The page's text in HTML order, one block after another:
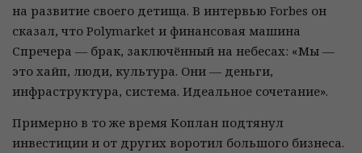
на развитие своего детища. В интервью Forbes он
сказал, что Polymarket и финансовая машина
Спречера — брак, заключённый на небесах: «Мы —
это хайп, люди, культура. Они — деньги,
инфраструктура, система. Идеальное сочетание».
Примерно в то же время Коплан подтянул
инвестиции и от других воротил большого бизнеса.